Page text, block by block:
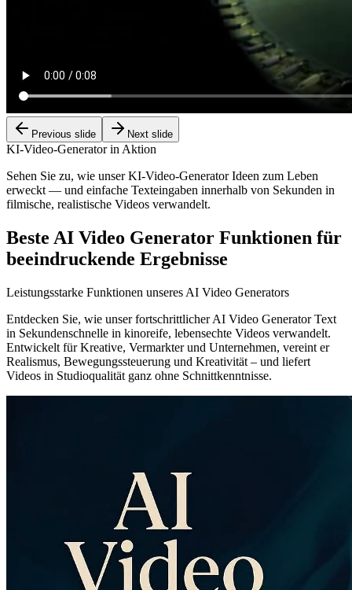
Previous slide Next slide
KI-Video-Generator in Aktion
Sehen Sie zu, wie unser KI-Video-Generator Ideen zum Leben
erweckt — und einfache Texteingaben innerhalb von Sekunden in
filmische, realistische Videos verwandelt.
Beste AI Video Generator Funktionen für
beeindruckende Ergebnisse
Leistungsstarke Funktionen unseres AI Video Generators
Entdecken Sie, wie unser fortschrittlicher AI Video Generator Text
in Sekundenschnelle in kinoreife, lebensechte Videos verwandelt.
Entwickelt für Kreative, Vermarkter und Unternehmen, vereint er
Realismus, Bewegungssteuerung und Kreativität – und liefert
Videos in Studioqualität ganz ohne Schnittkenntnisse.